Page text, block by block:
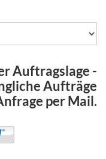
Auftragslage -
Aufträge
per Mail.